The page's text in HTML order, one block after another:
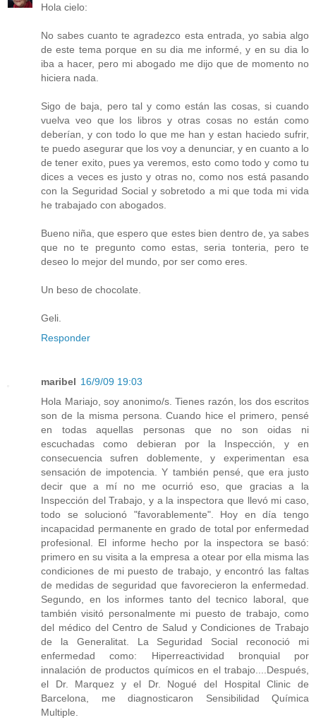
Hola cielo:
No sabes cuanto te agradezco esta entrada, yo sabia algo
de este tema porque en su dia me informé, y en su dia lo
iba a hacer, pero mi abogado me dijo que de momento no
hiciera nada.
Sigo de baja, pero tal y como están las cosas, si cuando
vuelva veo que los libros y otras cosas no están como
deberían, y con todo lo que me han y estan haciedo sufrir,
te puedo asegurar que los voy a denunciar, y en cuanto a lo
de tener exito, pues ya veremos, esto como todo y como tu
dices a veces es justo y otras no, como nos está pasando
con la Seguridad Social y sobretodo a mi que toda mi vida
he trabajado con abogados.
Bueno niña, que espero que estes bien dentro de, ya sabes
que no te pregunto como estas, seria tonteria, pero te
deseo lo mejor del mundo, por ser como eres.
Un beso de chocolate.
Geli.
Responder
maribel 16/9/09 19:03
Hola Mariajo, soy anonimo/s. Tienes razón, los dos escritos
son de la misma persona. Cuando hice el primero, pensé
en todas aquellas personas que no son oidas ni
escuchadas como debieran por la Inspección, y en
consecuencia sufren doblemente, y experimentan esa
sensación de impotencia. Y también pensé, que era justo
decir que a mí no me ocurrió eso, que gracias a la
Inspección del Trabajo, y a la inspectora que llevó mi caso,
todo se solucionó "favorablemente". Hoy en día tengo
incapacidad permanente en grado de total por enfermedad
profesional. El informe hecho por la inspectora se basó:
primero en su visita a la empresa a otear por ella misma las
condiciones de mi puesto de trabajo, y encontró las faltas
de medidas de seguridad que favorecieron la enfermedad.
Segundo, en los informes tanto del tecnico laboral, que
también visitó personalmente mi puesto de trabajo, como
del médico del Centro de Salud y Condiciones de Trabajo
de la Generalitat. La Seguridad Social reconoció mi
enfermedad como: Hiperreactividad bronquial por
innalación de productos químicos en el trabajo....Después,
el Dr. Marquez y el Dr. Nogué del Hospital Clinic de
Barcelona, me diagnosticaron Sensibilidad Química
Multiple.